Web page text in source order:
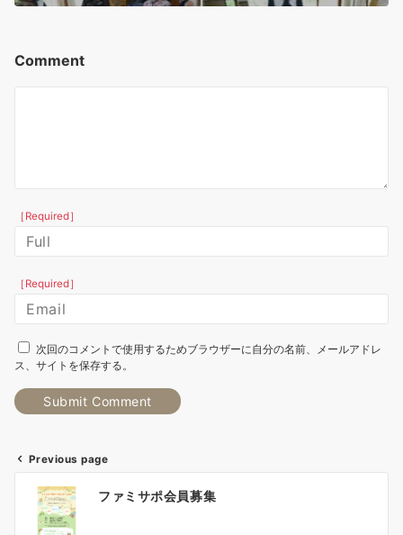
Comment
［Required］
［Required］
次回のコメントで使用するためブラウザーに自分の名前、メールアドレ
ス、サイトを保存する。
Previous page
ファミサポ会員募集